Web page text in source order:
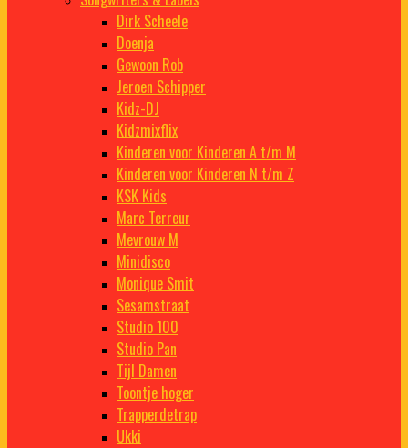
Dirk Scheele
Doenja
Gewoon Rob
Jeroen Schipper
Kidz-DJ
Kidzmixflix
Kinderen voor Kinderen A t/m M
Kinderen voor Kinderen N t/m Z
KSK Kids
Marc Terreur
Mevrouw M
Minidisco
Monique Smit
Sesamstraat
Studio 100
Studio Pan
Tijl Damen
Toontje hoger
Trapperdetrap
Ukki